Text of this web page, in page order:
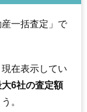
一括査定」で
在表示してい
6社の査定額
。